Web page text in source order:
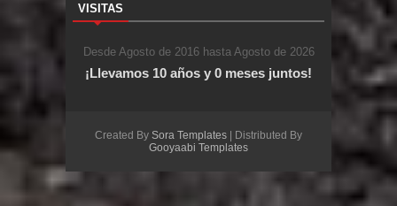
VISITAS
Desde Agosto de 2016 hasta Agosto de 2026
¡Llevamos 10 años y 0 meses juntos!
Created By Sora Templates | Distributed By
Gooyaabi Templates